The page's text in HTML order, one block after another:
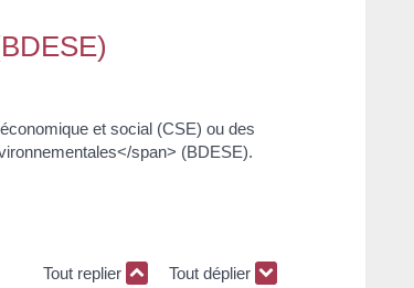
et social (CSE) ou des
span> (BDESE).
Tout replier Tout déplier